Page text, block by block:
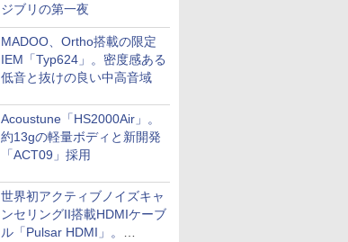
ジブリの第一夜
MADOO、Ortho搭載の限定
IEM「Typ624」。密度感ある
低音と抜けの良い中高音域
Acoustune「HS2000Air」。
約13gの軽量ボディと新開発
「ACT09」採用
世界初アクティブノイズキャ
ンセリングII搭載HDMIケーブ
ル「Pulsar HDMI」。